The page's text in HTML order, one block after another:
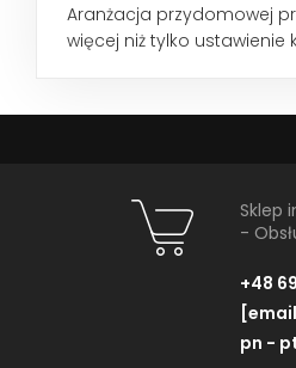
Aranżacja przydomowej
więcej niż tylko ustawienie
Sklep
-
+48
pn -